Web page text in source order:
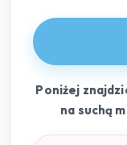
Poniżej
na suchą